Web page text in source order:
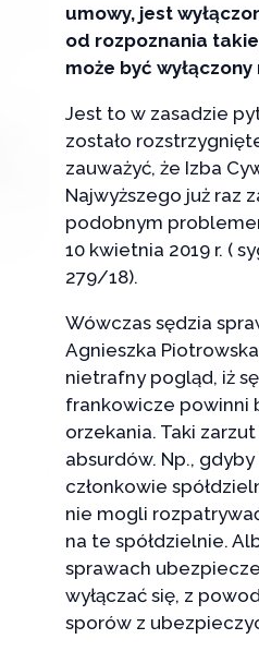
umowy, jest
od rozpoznania
może być
Jest to w zasadzie
zostało
zauważyć, że Izba
Najwyższego już raz
podobnym
10 kwietnia 2019 r. (
279/18).
Wówczas sędzia
Agnieszka Piotrowska
nietrafny pogląd, iż
frankowicze powinni
orzekania. Taki
absurdów. Np.,
członkowie
nie mogli
na te spółdzielnie.
sprawach
wyłączać się, z
sporów z